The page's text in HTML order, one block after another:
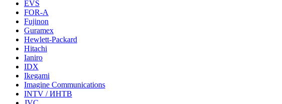
EVS
FOR-A
Fujinon
Guramex
Hewlett-Packard
Hitachi
Ianiro
IDX
Ikegami
Imagine Communications
INTV / ИНТВ